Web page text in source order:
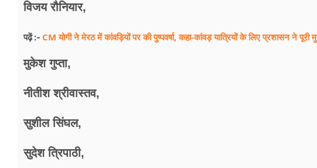
विजय रौनियार,
पढ़ें :- CM योगी ने मेरठ में कांवड़ियों पर की पुष्पवर्षा, कहा-कांवड़ यात्रियों के लिए प्रशासन ने
मुकेश गुप्ता,
नीतीश श्रीवास्तव,
सुशील सिंघल,
सुदेश त्रिपाठी,